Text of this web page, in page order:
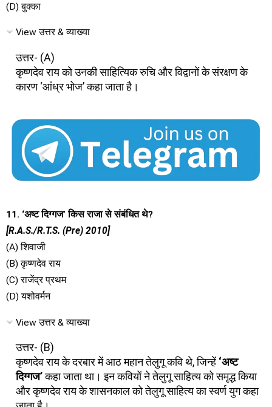
(D) बुक्का
View उत्तर & व्याख्या
उत्तर- (A)
कृष्णदेव राय को उनकी साहित्यिक रुचि और विद्वानों के संरक्षण के
कारण ‘आंध्र भोज’ कहा जाता है।
11. ‘अष्ट दिग्गज’ किस राजा से संबंधित थे?
[R.A.S./R.T.S. (Pre) 2010]
(A) शिवाजी
(B) कृष्णदेव राय
(C) राजेंद्र प्रथम
(D) यशोवर्मन
View उत्तर & व्याख्या
उत्तर- (B)
कृष्णदेव राय के दरबार में आठ महान तेलुगू कवि थे, जिन्हें ‘अष्ट
दिग्गज’कहा जाता था। इन कवियों ने तेलुगू साहित्य को समृद्ध किया
और कृष्णदेव राय के शासनकाल को तेलुगू साहित्य का स्वर्ण युग कहा